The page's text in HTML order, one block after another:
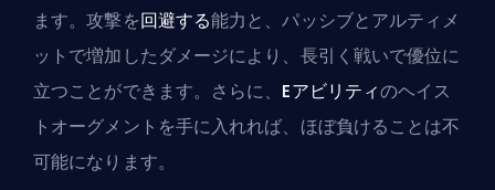
ます。攻撃を回避する能力と、パッシブとアルティメ
ットで増加したダメージにより、長引く戦いで優位に
立つことができます。さらに、 Eアビリティのヘイス
トオーグメントを手に入れれば、ほぼ負けることは不
可能になります。